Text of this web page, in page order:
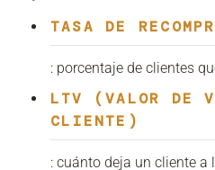
TASA DE
: porcentaje de clientes
LTV (VALOR DE
CLIENTE)
: cuánto deja un cliente a